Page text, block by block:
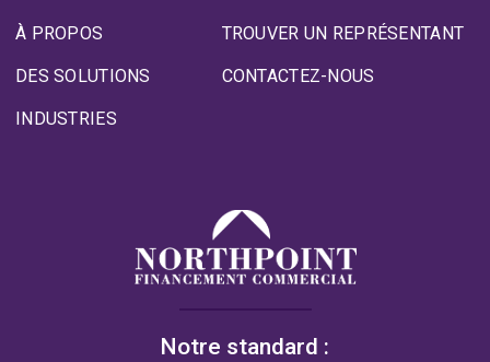
À PROPOS
DES SOLUTIONS
INDUSTRIES
TROUVER UN REPRÉSENTANT
CONTACTEZ-NOUS
Notre standard :